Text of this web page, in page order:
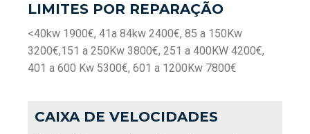
LIMITES POR REPARAÇÃO
<40kw 1900€, 41a 84kw 2400€, 85 a 150Kw
3200€,151 a 250Kw 3800€, 251 a 400KW 4200€,
401 a 600 Kw 5300€, 601 a 1200Kw 7800€
CAIXA DE VELOCIDADES